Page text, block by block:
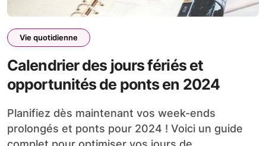
Vie quotidienne
Calendrier des jours fériés et
opportunités de ponts en 2024
Planifiez dès maintenant vos week-ends
prolongés et ponts pour 2024 ! Voici un guide